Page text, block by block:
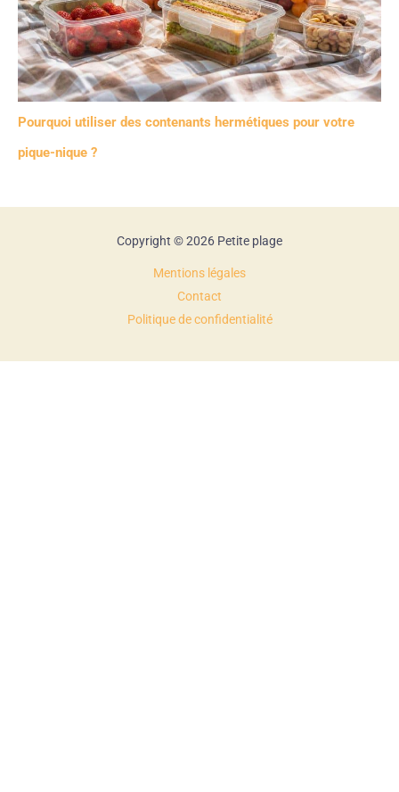
Pourquoi utiliser des contenants hermétiques pour votre
pique-nique ?
Copyright © 2026 Petite plage
Mentions légales
Contact
Politique de confidentialité